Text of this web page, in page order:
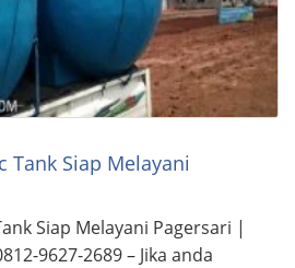
Tank Siap Melayani
Siap Melayani Pagersari |
9627-2689 – Jika anda